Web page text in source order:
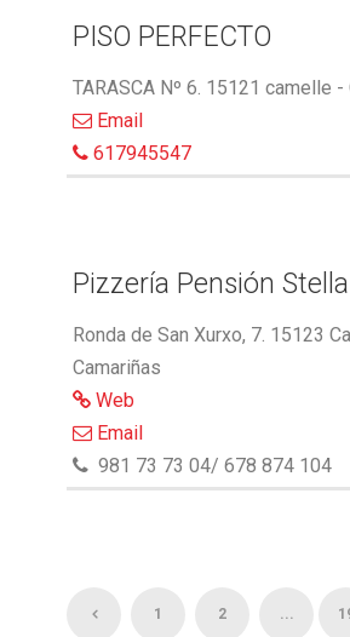
PISO PERFECTO
TARASCA Nº 6. 15121 camelle -
Email
617945547
Pizzería Pensión
Ronda de San Xurxo, 7. 15123
Camariñas
Web
Email
981 73 73 04/ 678 874 104
1 2 ...